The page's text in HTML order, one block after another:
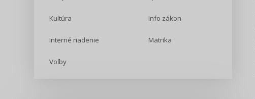
Kultúra Info zákon
Interné riadenie Matrika
Voľby